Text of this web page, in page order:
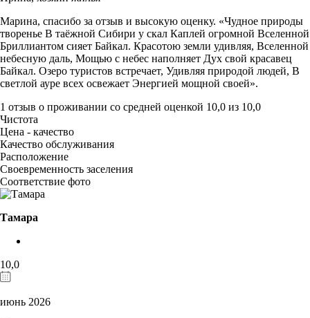
Марина, спасибо за отзыв и высокую оценку. «Чудное природы
творенье В таёжной Сибири у скал Каплей огромной Вселенной
Бриллиантом сияет Байкал. Красотою земли удивляя, Вселенной
небесную даль, Мощью с небес наполняет Дух свой красавец
Байкал. Озеро туристов встречает, Удивляя природой людей, В
светлой ауре всех освежает Энергией мощной своей».
1 отзыв о проживании со средней оценкой 10,0 из 10,0
Чистота
Цена - качество
Качество обслуживания
Расположение
Своевременность заселения
Соответствие фото
Тамара
10,0
июнь 2026